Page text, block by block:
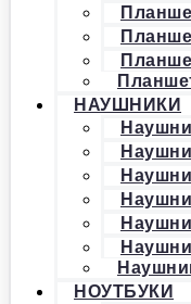
НАУШНИКИ
НОУТБУКИ